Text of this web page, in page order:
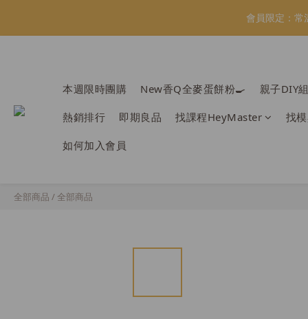
會員限定：常
會員限定：常
會員限定：常
本週限時團購 New香Q全麥蛋餅粉🍳 親子DIY
熱銷排行 即期良品 找課程HeyMaster 找
如何加入會員
全部商品 / 全部商品